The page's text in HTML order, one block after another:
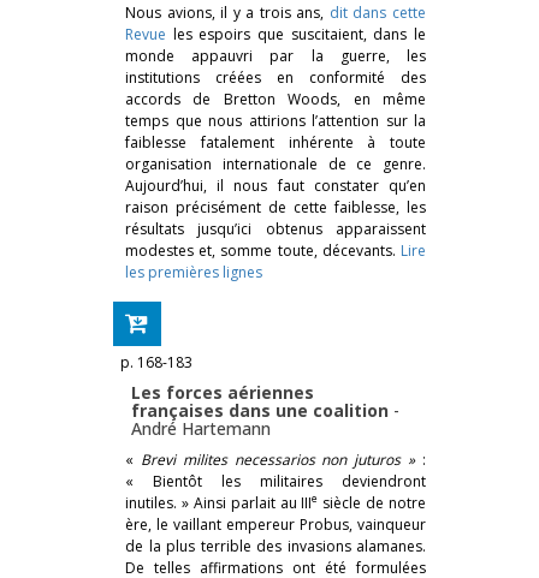
Nous avions, il y a trois ans, dit dans cette
Revue les espoirs que suscitaient, dans le
monde appauvri par la guerre, les
institutions créées en conformité des
accords de Bretton Woods, en même
temps que nous attirions l’attention sur la
faiblesse fatalement inhérente à toute
organisation internationale de ce genre.
Aujourd’hui, il nous faut constater qu’en
raison précisément de cette faiblesse, les
résultats jusqu’ici obtenus apparaissent
modestes et, somme toute, décevants. Lire
les premières lignes
p. 168-183
Les forces aériennes
françaises dans une coalition -
André Hartemann
« Brevi milites necessarios non juturos »:
« Bientôt les militaires deviendront
inutiles. » Ainsi parlait au IIIe siècle de notre
ère, le vaillant empereur Probus, vainqueur
de la plus terrible des invasions alamanes.
De telles affirmations ont été formulées